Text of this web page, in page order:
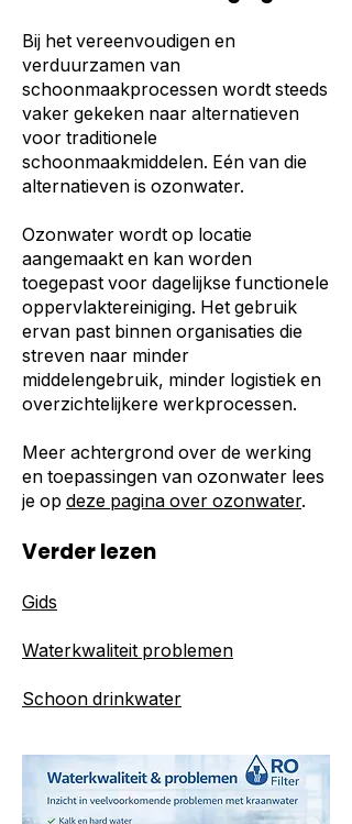
Bij het vereenvoudigen en
verduurzamen van
schoonmaakprocessen wordt steeds
vaker gekeken naar alternatieven
voor traditionele
schoonmaakmiddelen. Eén van die
alternatieven is ozonwater.
Ozonwater wordt op locatie
aangemaakt en kan worden
toegepast voor dagelijkse functionele
oppervlaktereiniging. Het gebruik
ervan past binnen organisaties die
streven naar minder
middelengebruik, minder logistiek en
overzichtelijkere werkprocessen.
Meer achtergrond over de werking
en toepassingen van ozonwater lees
je op deze pagina over ozonwater.
Verder lezen
Gids
Waterkwaliteit problemen
Schoon drinkwater